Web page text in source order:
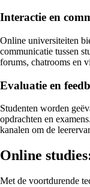
Interactie en
Online universiteiten
communicatie tussen
forums, chatrooms en
Evaluatie en
Studenten worden
opdrachten en
kanalen om de
Online
Met de voortdurende